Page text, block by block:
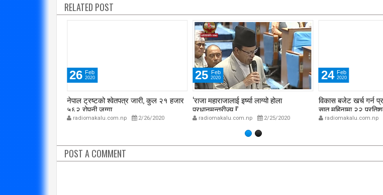
RELATED POST
25 Feb
2020
‘राजा महाराजालाई इर्ष्या लाग्यो होला
प्रधानमन्त्रीज्यू !’
radiomakalu.com.np 2/25/2020
24 Feb
2020
विकास बजेट खर्च गर्न प्रदेश सरकार असफल:
सात महिनामा २२ प्रतिशत खर्च
radiomakalu.com.np 2/24/2020
24 Feb
2020
प्रधानमन्त्री ओलीबाटै
उल्लंघन
radiomakalu.com.np
POST A COMMENT